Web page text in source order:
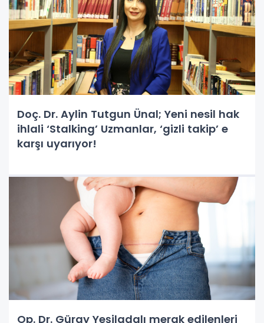
Doç. Dr. Aylin Tutgun Ünal; Yeni nesil hak
ihlali ‘Stalking’ Uzmanlar, ‘gizli takip’ e
karşı uyarıyor!
Op. Dr. Güray Yeşiladalı merak edilenleri